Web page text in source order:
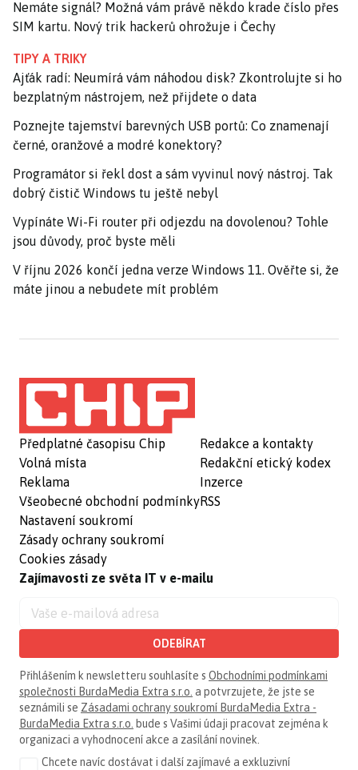
Nemáte signál? Možná vám právě někdo krade číslo přes
SIM kartu. Nový trik hackerů ohrožuje i Čechy
TIPY A TRIKY
Ajťák radí: Neumírá vám náhodou disk? Zkontrolujte si ho
bezplatným nástrojem, než přijdete o data
Poznejte tajemství barevných USB portů: Co znamenají
černé, oranžové a modré konektory?
Programátor si řekl dost a sám vyvinul nový nástroj. Tak
dobrý čistič Windows tu ještě nebyl
Vypínáte Wi-Fi router při odjezdu na dovolenou? Tohle
jsou důvody, proč byste měli
V říjnu 2026 končí jedna verze Windows 11. Ověřte si, že
máte jinou a nebudete mít problém
Předplatné časopisu Chip
Volná místa
Reklama
Všeobecné obchodní podmínky
Nastavení soukromí
Zásady ochrany soukromí
Cookies zásady
Redakce a kontakty
Redakční etický kodex
Inzerce
RSS
Zajímavosti ze světa IT v e-mailu
ODEBÍRAT
Přihlášením k newsletteru souhlasíte s Obchodními podmínkami
společnosti BurdaMedia Extra s.r.o. a potvrzujete, že jste se
seznámili se Zásadami ochrany soukromí BurdaMedia Extra -
BurdaMedia Extra s.r.o. bude s Vašimi údaji pracovat zejména k
organizaci a vyhodnocení akce a zasílání novinek.
Chcete navíc dostávat i další zajímavé a exkluzivní